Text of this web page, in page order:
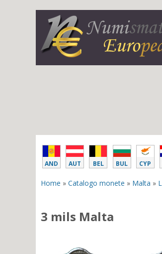
AND AUT BEL BUL CYP
Home » Catalogo monete » Malta »
3 mils Malta